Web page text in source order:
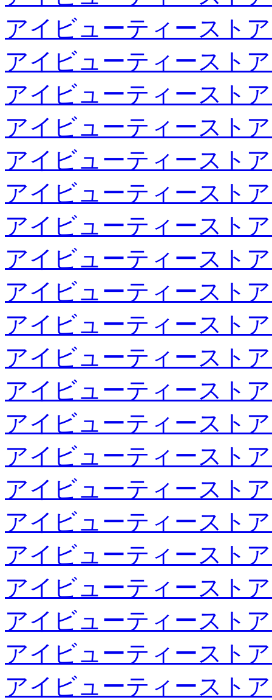
アイビューティースト
アイビューティースト
アイビューティースト
アイビューティースト
アイビューティースト
アイビューティースト
アイビューティースト
アイビューティースト
アイビューティースト
アイビューティースト
アイビューティースト
アイビューティースト
アイビューティースト
アイビューティースト
アイビューティースト
アイビューティースト
アイビューティースト
アイビューティースト
アイビューティースト
アイビューティースト
アイビューティースト